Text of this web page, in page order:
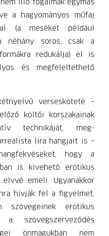
illő fogalmak egymás
a hagyományos műfaj
(a meséket például
néhány soros, csak a
redukálja) el is
és megfeleltethető
verseskötete –
költői korszakainak
technikáját, meg-
líra hangjait is –
hogy a
is kivehető erotikus
emeli. Ugyanakkor
hívják fel a figyelmet,
szövegeinek erotikus
a szövegszerveződés
önmagukban nem